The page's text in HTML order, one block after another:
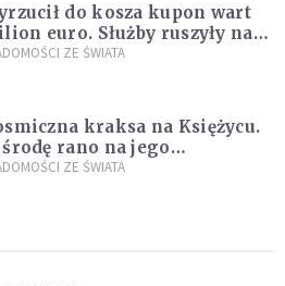
do kosza kupon wart
euro. Służby ruszyły na
ZE ŚWIATA
kraksa na Księżycu.
środę rano na jego
dojdzie do
ZE ŚWIATA